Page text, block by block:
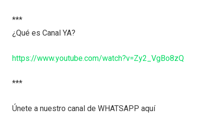
***
¿Qué es Canal YA?
https://www.youtube.com/watch?v=Zy2_VgBo8zQ
***
Únete a nuestro canal de WHATSAPP aquí